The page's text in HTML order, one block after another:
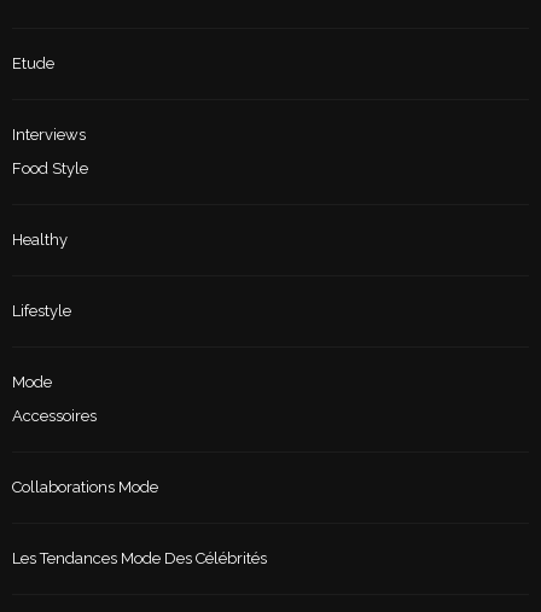
Etude
Interviews
Food Style
Healthy
Lifestyle
Mode
Accessoires
Collaborations Mode
Les Tendances Mode Des Célébrités